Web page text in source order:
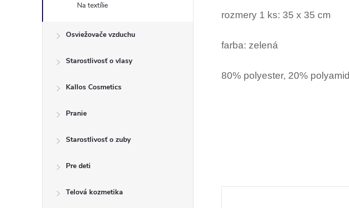
Na textílie
Osviežovače vzduchu
Starostlivosť o vlasy
Kallos Cosmetics
Pranie
Starostlivosť o zuby
Pre deti
Telová kozmetika
rozmery 1 ks: 35 x 35 cm
farba: zelená
80% polyester, 20% polyamid